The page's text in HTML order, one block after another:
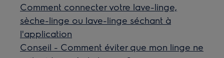
Comment connecter votre lave-linge,
sèche-linge ou lave-linge séchant à
l'application
Conseil - Comment éviter que mon linge ne